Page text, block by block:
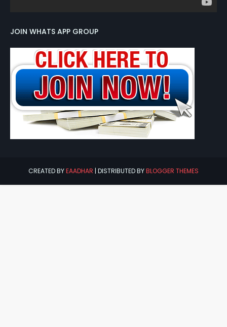
JOIN WHATS APP GROUP
CREATED BYEAADHAR | DISTRIBUTED BYBLOGGER THEMES